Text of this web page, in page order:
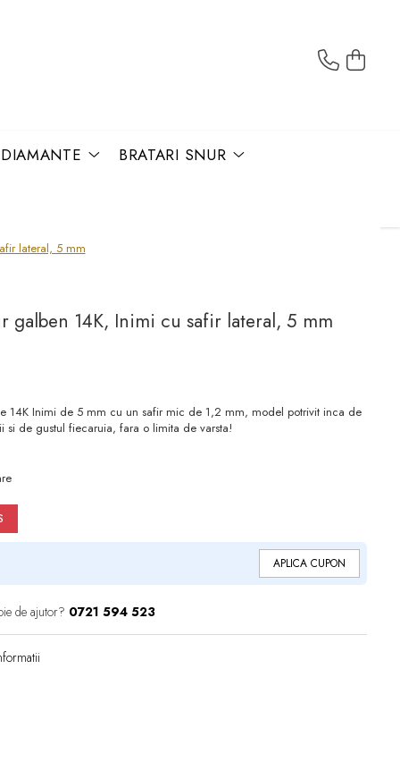
BRATARI SNUR
lateral, 5 mm
galben 14K, Inimi cu safir lateral, 5 mm
14K Inimi de 5 mm cu un safir mic de 1,2 mm, model potrivit inca de
si de gustul fiecaruia, fara o limita de varsta!
APLICA CUPON
de ajutor? 0721 594 523